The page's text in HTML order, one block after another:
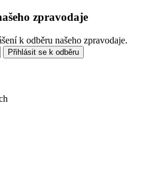
zpravodaje
k odběru našeho zpravodaje.
Přihlásit se k odběru